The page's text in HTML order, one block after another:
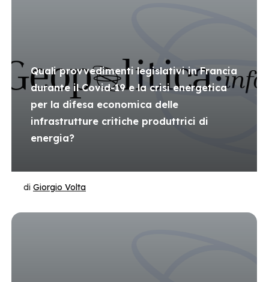
Quali provvedimenti legislativi in Francia
durante il Covid-19 e la crisi energetica
per la difesa economica delle
infrastrutture critiche produttrici di
energia?
di Giorgio Volta